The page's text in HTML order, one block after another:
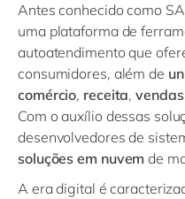
Antes conhecido como
uma plataforma de
autoatendimento que
consumidores, além de
comércio, receita,vendas
Com o auxílio dessas
desenvolvedores de
soluções em nuvem de
A era digital é